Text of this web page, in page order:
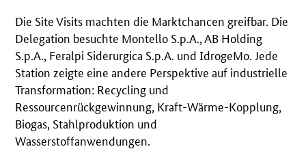
Die Site Visits machten die Marktchancen greifbar. Die
Delegation besuchte Montello S.p.A., AB Holding
S.p.A., Feralpi Siderurgica S.p.A. und IdrogeMo. Jede
Station zeigte eine andere Perspektive auf industrielle
Transformation: Recycling und
Ressourcenrückgewinnung, Kraft-Wärme-Kopplung,
Biogas, Stahlproduktion und
Wasserstoffanwendungen.